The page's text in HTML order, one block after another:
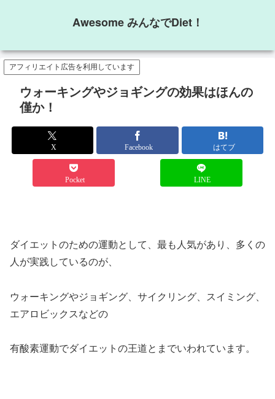
Awesome みんなでDiet！
アフィリエイト広告を利用しています
ウォーキングやジョギングの効果はほんの
僅か！
X Facebook はてブ
Pocket LINE
ダイエットのための運動として、最も人気があり、多くの
人が実践しているのが、
ウォーキングやジョギング、サイクリング、スイミング、
エアロビックスなどの
有酸素運動でダイエットの王道とまでいわれています。